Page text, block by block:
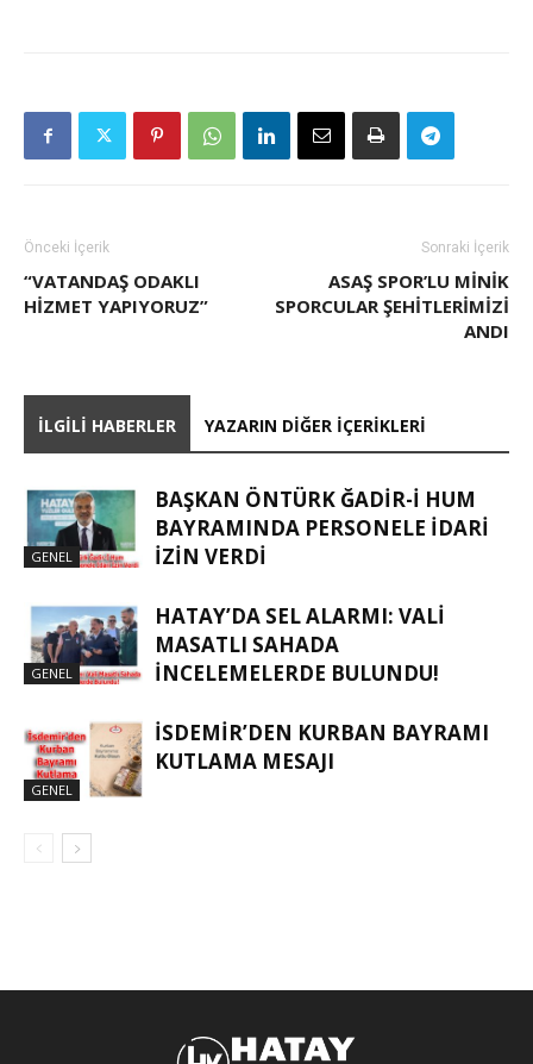
Önceki İçerik
“VATANDAŞ ODAKLI
HIZMET YAPIYORUZ”
Sonraki İçerik
ASAŞ SPOR’LU MİNİK
SPORCULAR ŞEHİTLERİMİZİ
ANDI
İLGILI HABERLER YAZARIN DIĞER İÇERIKLERI
GENEL
BAŞKAN ÖNTÜRK ĞADIR-İ HUM
BAYRAMINDA PERSONELE İDARI
İZIN VERDI
GENEL
HATAY’DA SEL ALARMI: VALI
MASATLI SAHADA
İNCELEMELERDE BULUNDU!
GENEL
İSDEMIR’DEN KURBAN BAYRAMI
KUTLAMA MESAJI